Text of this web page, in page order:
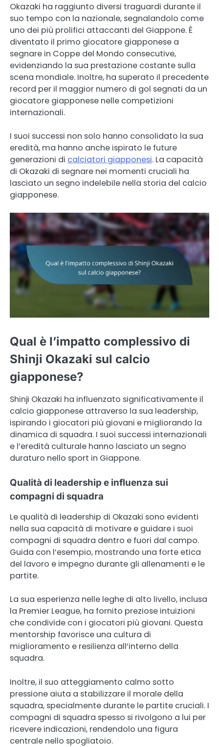
Okazaki ha raggiunto diversi traguardi durante il
suo tempo con la nazionale, segnalandolo come
uno dei più prolifici attaccanti del Giappone. È
diventato il primo giocatore giapponese a
segnare in Coppe del Mondo consecutive,
evidenziando la sua prestazione costante sulla
scena mondiale. Inoltre, ha superato il precedente
record per il maggior numero di gol segnati da un
giocatore giapponese nelle competizioni
internazionali.
I suoi successi non solo hanno consolidato la sua
eredità, ma hanno anche ispirato le future
generazioni di calciatori giapponesi. La capacità
di Okazaki di segnare nei momenti cruciali ha
lasciato un segno indelebile nella storia del calcio
giapponese.
Qual è l’impatto complessivo di
Shinji Okazaki sul calcio
giapponese?
Shinji Okazaki ha influenzato significativamente il
calcio giapponese attraverso la sua leadership,
ispirando i giocatori più giovani e migliorando la
dinamica di squadra. I suoi successi internazionali
e l’eredità culturale hanno lasciato un segno
duraturo nello sport in Giappone.
Qualità di leadership e influenza sui
compagni di squadra
Le qualità di leadership di Okazaki sono evidenti
nella sua capacità di motivare e guidare i suoi
compagni di squadra dentro e fuori dal campo.
Guida con l’esempio, mostrando una forte etica
del lavoro e impegno durante gli allenamenti e le
partite.
La sua esperienza nelle leghe di alto livello, inclusa
la Premier League, ha fornito preziose intuizioni
che condivide con i giocatori più giovani. Questa
mentorship favorisce una cultura di
miglioramento e resilienza all’interno della
squadra.
Inoltre, il suo atteggiamento calmo sotto
pressione aiuta a stabilizzare il morale della
squadra, specialmente durante le partite cruciali. I
compagni di squadra spesso si rivolgono a lui per
ricevere indicazioni, rendendolo una figura
centrale nello spogliatoio.